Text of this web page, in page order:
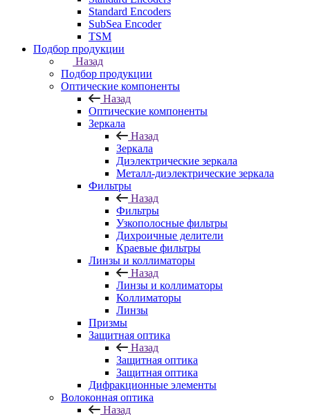
Standard Encoders
SubSea Encoder
TSM
Подбор продукции
Назад
Подбор продукции
Оптические компоненты
Назад
Оптические компоненты
Зеркала
Назад
Зеркала
Диэлектрические зеркала
Металл-диэлектрические зеркала
Фильтры
Назад
Фильтры
Узкополосные фильтры
Дихроичные делители
Краевые фильтры
Линзы и коллиматоры
Назад
Линзы и коллиматоры
Коллиматоры
Линзы
Призмы
Защитная оптика
Назад
Защитная оптика
Защитная оптика
Дифракционные элементы
Волоконная оптика
Назад